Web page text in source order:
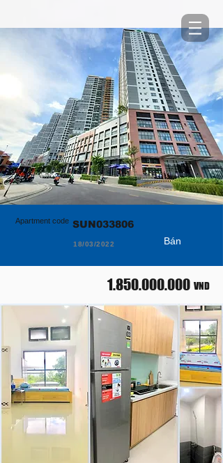
Apartment code SUN033806
18/03/2022 Bán
VND
1.850.000.000